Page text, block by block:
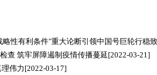
性有利条件"重大论断引领中国号巨轮行稳
查 筑牢屏障遏制疫情传播蔓延[2022-03-21]
伟力 [2022-03-17]